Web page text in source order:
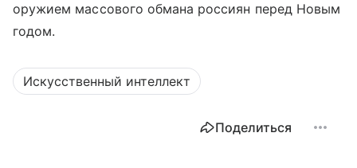
оружием массового обмана россиян перед Новым
годом.
Искусственный интеллект
Поделиться